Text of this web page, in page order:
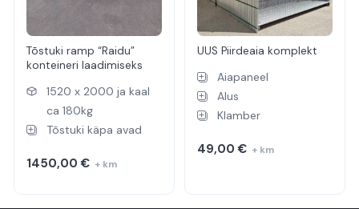
Tõstuki ramp “Raidu”
konteineri laadimiseks
1520 x 2000 ja kaal
ca 180kg
Tõstuki käpa avad
1450,00€ + km
UUS Piirdeaia komplekt
Aiapaneel
Alus
Klamber
49,00€ + km